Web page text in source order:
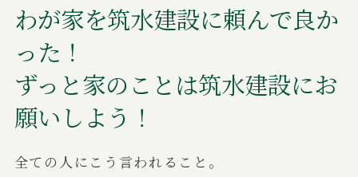
わが家を筑水建設に頼んで良か
った！
ずっと家のことは筑水建設にお
願いしよう！
全ての人にこう言われること。